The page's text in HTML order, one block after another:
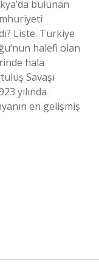
bulunan
Liste. Türkiye
halefi olan
hala
Savaşı
yılında
en gelişmiş